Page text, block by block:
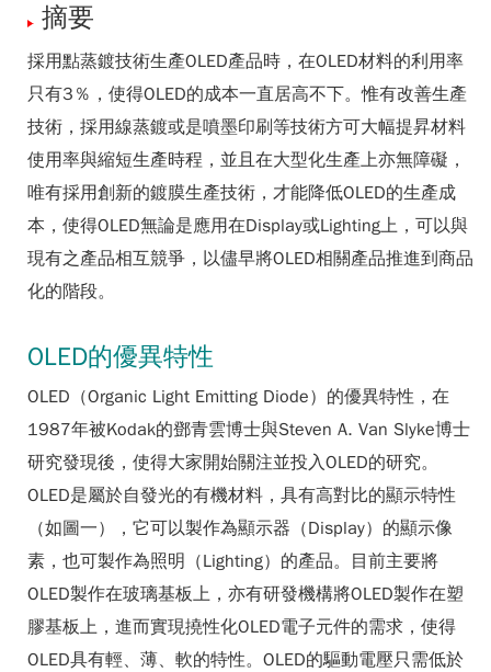
摘要
採用點蒸鍍技術生產OLED產品時，在OLED材料的利用率
只有3％，使得OLED的成本一直居高不下。惟有改善生產
技術，採用線蒸鍍或是噴墨印刷等技術方可大幅提昇材料
使用率與縮短生產時程，並且在大型化生產上亦無障礙，
唯有採用創新的鍍膜生產技術，才能降低OLED的生產成
本，使得OLED無論是應用在Display或Lighting上，可以與
現有之產品相互競爭，以儘早將OLED相關產品推進到商品
化的階段。
OLED的優異特性
OLED（Organic Light Emitting Diode）的優異特性，在
1987年被Kodak的鄧青雲博士與Steven A. Van Slyke博士
研究發現後，使得大家開始關注並投入OLED的研究。
OLED是屬於自發光的有機材料，具有高對比的顯示特性
（如圖一），它可以製作為顯示器（Display）的顯示像
素，也可製作為照明（Lighting）的產品。目前主要將
OLED製作在玻璃基板上，亦有研發機構將OLED製作在塑
膠基板上，進而實現撓性化OLED電子元件的需求，使得
OLED具有輕、薄、軟的特性。OLED的驅動電壓只需低於